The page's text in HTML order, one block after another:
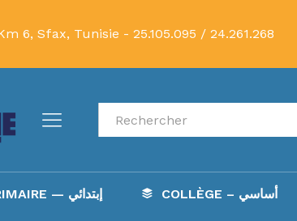
6, Sfax, Tunisie - 25.105.095 / 24.261.268
Recherche
PRIMAIRE — إبتدائي COLLÈGE – أساسي